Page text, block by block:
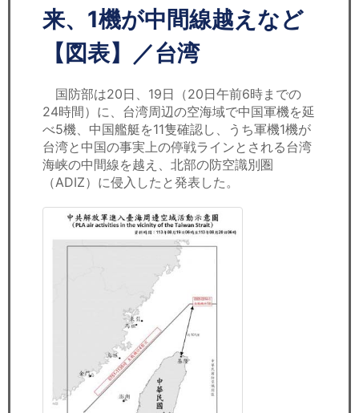
リサーチ
セミナー
労務顧問
ＩＴ
来、1機が中間線越えなど
【図表】／台湾
国防部は20日、19日（20日午前6時までの
24時間）に、台湾周辺の空海域で中国軍機を延
べ5機、中国艦艇を11隻確認し、うち軍機1機が
台湾と中国の事実上の停戦ラインとされる台湾
海峡の中間線を越え、北部の防空識別圏
（ADIZ）に侵入したと発表した。